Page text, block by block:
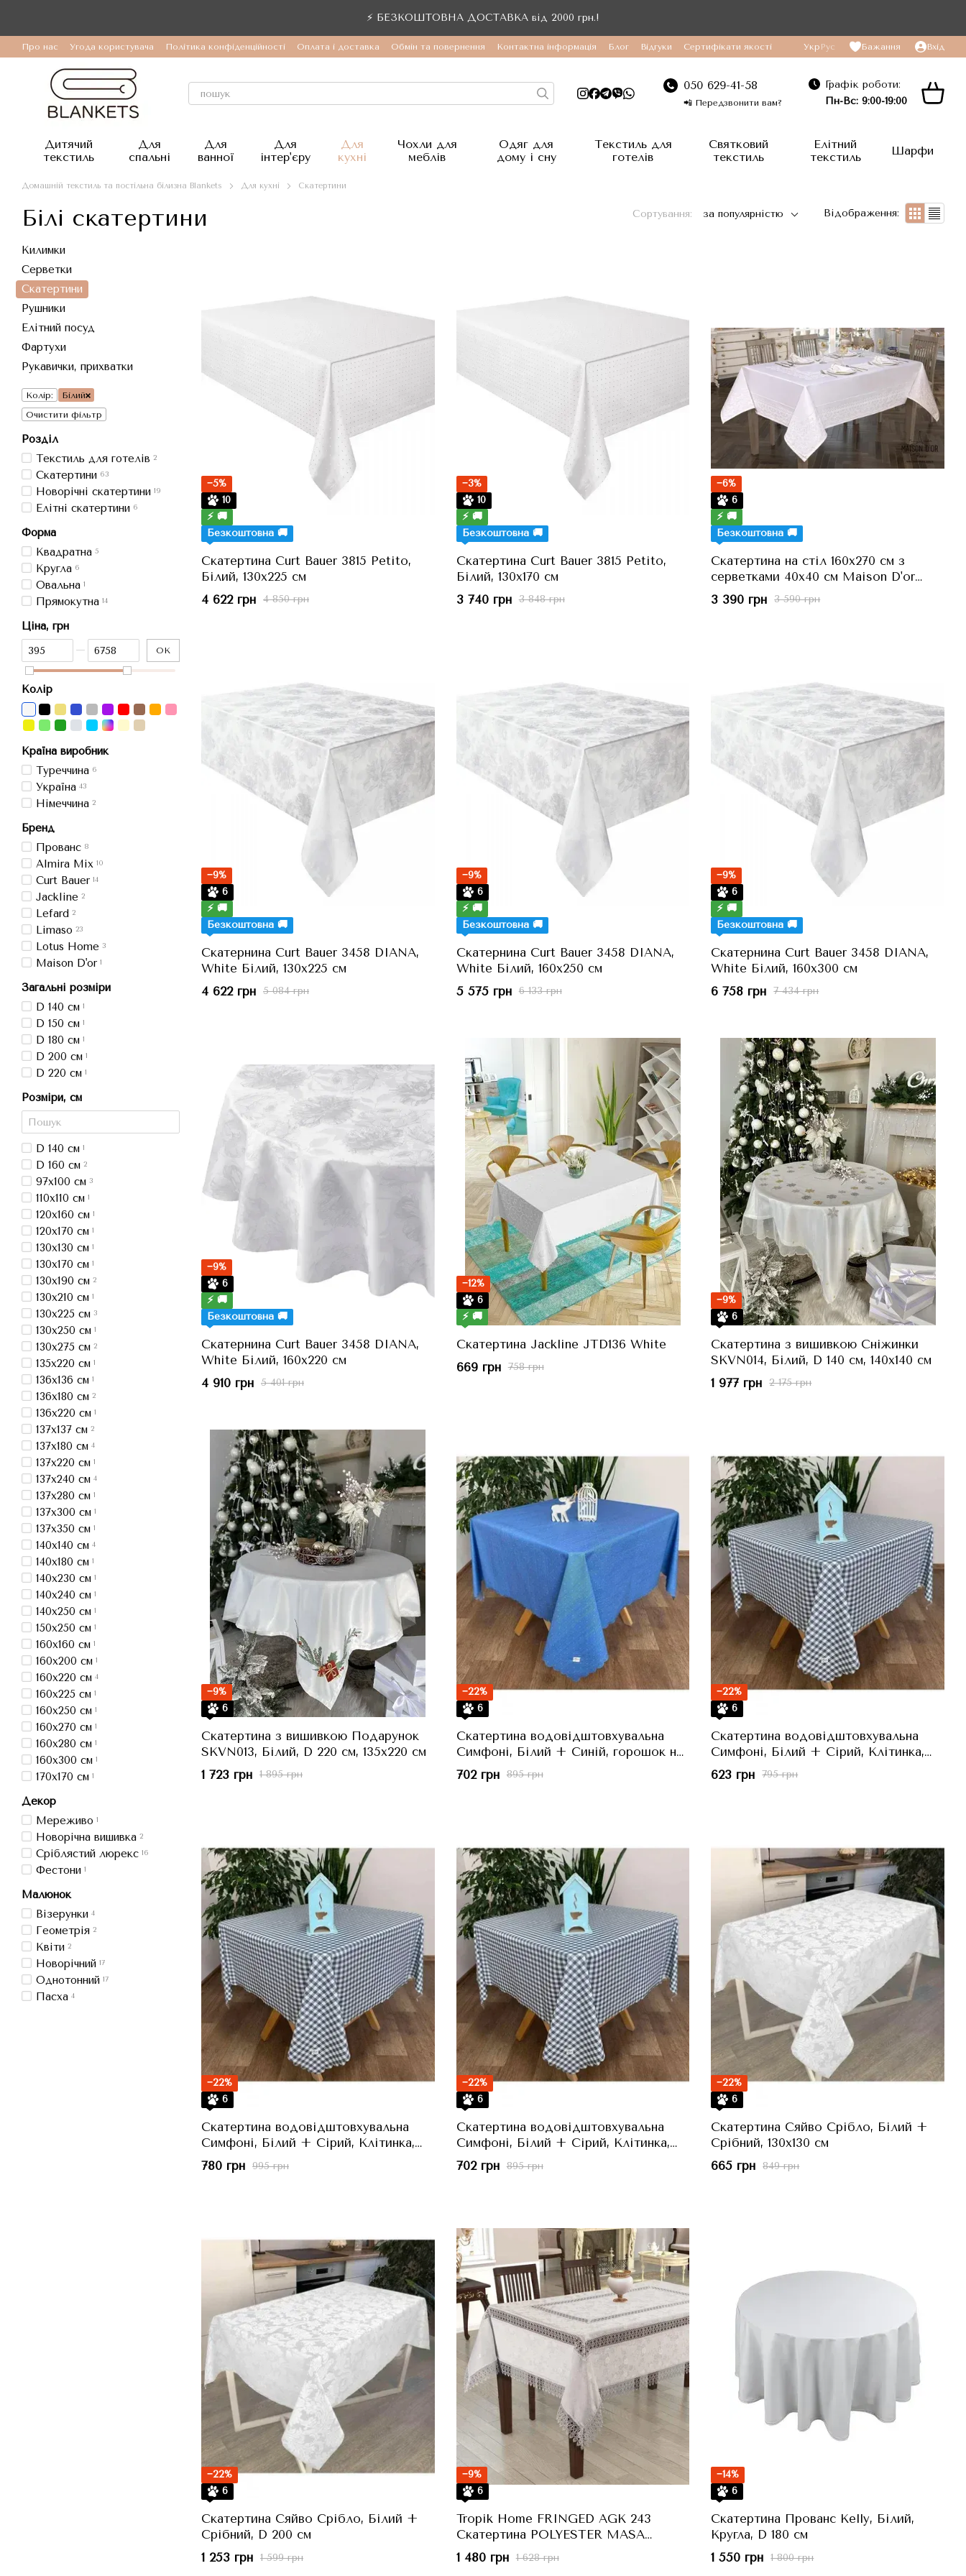
⚡ БЕЗКОШТОВНА ДОСТАВКА від 2000 грн.!
Про нас Угода користувача Політика конфіденційності Оплата і доставка Обмін та повернення Контактна інформація Блог Відгуки Сертифікати якості Укр Рус Бажання Вхід
050 629-41-58
📲 Передзвонити вам?
Графік роботи:
Пн-Вс: 9:00-19:00
Дитячий
текстиль
Для
спальні
Для
ванної
Для
інтер'єру
Для
кухні
Чохли для
меблів
Одяг для
дому і сну
Текстиль для
готелів
Святковий
текстиль
Елітний
текстиль
Шарфи
Домашній текстиль та постільна білизна Blankets Для кухні Скатертини
Білі скатертини Сортування: за популярністю Відображення:
−5%
10
⚡ 🚚
Безкоштовна 🚚
Скатертина Curt Bauer 3815 Petito,
Білий, 130x225 см
4 850 грн
4 622 грн
−3%
10
⚡ 🚚
Безкоштовна 🚚
Скатертина Curt Bauer 3815 Petito,
Білий, 130x170 см
3 848 грн
3 740 грн
−6%
6
⚡ 🚚
Безкоштовна 🚚
Скатертина на стіл 160x270 см з
серветками 40x40 см Maison D'or
Palmer, Білий White
3 590 грн
3 390 грн
−9%
6
⚡ 🚚
Безкоштовна 🚚
Скатернина Curt Bauer 3458 DIANA,
White Білий, 130x225 см
5 084 грн
4 622 грн
−9%
6
⚡ 🚚
Безкоштовна 🚚
Скатернина Curt Bauer 3458 DIANA,
White Білий, 160x250 см
6 133 грн
5 575 грн
−9%
6
⚡ 🚚
Безкоштовна 🚚
Скатернина Curt Bauer 3458 DIANA,
White Білий, 160x300 см
7 434 грн
6 758 грн
−9%
6
⚡ 🚚
Безкоштовна 🚚
Скатернина Curt Bauer 3458 DIANA,
White Білий, 160x220 см
5 401 грн
4 910 грн
−12%
6
⚡ 🚚
Скатертина Jackline JTD136 White
758 грн
669 грн
−9%
6
Скатертина з вишивкою Сніжинки
SKVN014, Білий, D 140 см, 140x140 см
2 175 грн
1 977 грн
−9%
6
Скатертина з вишивкою Подарунок
SKVN013, Білий, D 220 см, 135x220 см
1 895 грн
1 723 грн
−22%
6
Скатертина водовідштовхувальна
Симфоні, Білий + Синій, горошок на
синьому, 136x180 см
895 грн
702 грн
−22%
6
Скатертина водовідштовхувальна
Симфоні, Білий + Сірий, Клітинка,
136x136 см795 грн
623 грн
−22%
6
Скатертина водовідштовхувальна
Симфоні, Білий + Сірий, Клітинка,
136x220 см995 грн
780 грн
−22%
6
Скатертина водовідштовхувальна
Симфоні, Білий + Сірий, Клітинка,
136x180 см895 грн
702 грн
−22%
6
Скатертина Сяйво Срібло, Білий +
Срібний, 130x130 см
849 грн
665 грн
−22%
6
Скатертина Сяйво Срібло, Білий +
Срібний, D 200 см
1 599 грн
1 253 грн
−9%
6
Tropik Home FRINGED AGK 243
Скатертина POLYESTER MASA
JAKARD PANO, Білий, 160x200 см
1 628 грн
1 480 грн
−14%
6
Скатертина Прованс Kelly, Білий,
Кругла, D 180 см
1 800 грн
1 550 грн
Килимки
Серветки
Скатертини
Рушники
Елітний посуд
Фартухи
Рукавички, прихватки
Колір:
Білий
Очистити фільтр
Розділ
Текстиль для готелів 2
Скатертини 63
Новорічні скатертини 19
Елітні скатертини 6
Форма
Квадратна 5
Кругла 6
Овальна 1
Прямокутна 14
Ціна, грн
Від Ціна, грн
До Ціна, грн ОК
Колір
Країна виробник
Туреччина 6
Україна 43
Німеччина 2
Бренд
Прованс 8
Almira Mix 10
Curt Bauer 14
Jackline 2
Lefard 2
Limaso 23
Lotus Home 3
Maison D'or 1
Загальні розміри
D 140 см 1
D 150 см 1
D 180 см 1
D 200 см 1
D 220 см 1
Розміри, см
D 140 см 1
D 160 см 2
97x100 см 3
110x110 см 1
120x160 см 1
120x170 см 1
130x130 см 1
130x170 см 1
130x190 см 2
130x210 см 1
130x225 см 3
130x250 см 1
130x275 см 2
135x220 см 1
136x136 см 1
136x180 см 2
136x220 см 1
137x137 см 2
137x180 см 4
137x220 см 1
137x240 см 4
137x280 см 1
137x300 см 1
137x350 см 1
140x140 см 4
140x180 см 1
140x230 см 1
140x240 см 1
140x250 см 1
150x250 см 1
160x160 см 1
160x200 см 1
160x220 см 4
160x225 см 1
160x250 см 1
160x270 см 1
160x280 см 1
160x300 см 1
170x170 см 1
Декор
Мереживо 1
Новорічна вишивка 2
Сріблястий люрекс 16
Фестони 1
Малюнок
Візерунки 4
Геометрія 2
Квіти 2
Новорічний 17
Однотонний 17
Пасха 4